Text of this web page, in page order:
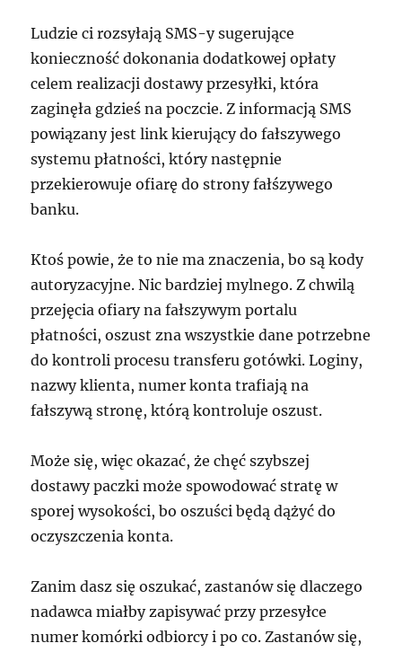
Ludzie ci rozsyłają SMS-y sugerujące
konieczność dokonania dodatkowej opłaty
celem realizacji dostawy przesyłki, która
zaginęła gdzieś na poczcie. Z informacją SMS
powiązany jest link kierujący do fałszywego
systemu płatności, który następnie
przekierowuje ofiarę do strony fałśzywego
banku.
Ktoś powie, że to nie ma znaczenia, bo są kody
autoryzacyjne. Nic bardziej mylnego. Z chwilą
przejęcia ofiary na fałszywym portalu
płatności, oszust zna wszystkie dane potrzebne
do kontroli procesu transferu gotówki. Loginy,
nazwy klienta, numer konta trafiają na
fałszywą stronę, którą kontroluje oszust.
Może się, więc okazać, że chęć szybszej
dostawy paczki może spowodować stratę w
sporej wysokości, bo oszuści będą dążyć do
oczyszczenia konta.
Zanim dasz się oszukać, zastanów się dlaczego
nadawca miałby zapisywać przy przesyłce
numer komórki odbiorcy i po co. Zastanów się,